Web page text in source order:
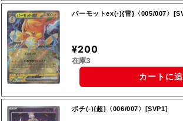
パーモットex(‐){雷}〈005/007〉
¥200
在庫3
カートに
ボチ(‐){超}〈006/007〉[SVP1]